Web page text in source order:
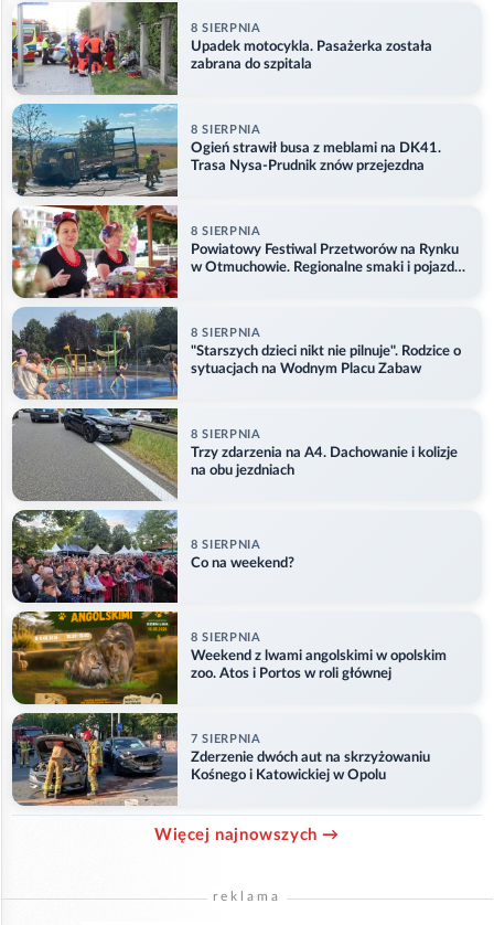
8 SIERPNIA
Upadek motocykla. Pasażerka została
zabrana do szpitala
8 SIERPNIA
Ogień strawił busa z meblami na DK41.
Trasa Nysa-Prudnik znów przejezdna
8 SIERPNIA
Powiatowy Festiwal Przetworów na Rynku
w Otmuchowie. Regionalne smaki i pojazdy
8 SIERPNIA
"Starszych dzieci nikt nie pilnuje". Rodzice o
sytuacjach na Wodnym Placu Zabaw
8 SIERPNIA
Trzy zdarzenia na A4. Dachowanie i kolizje
na obu jezdniach
8 SIERPNIA
Co na weekend?
8 SIERPNIA
Weekend z lwami angolskimi w opolskim
zoo. Atos i Portos w roli głównej
7 SIERPNIA
Zderzenie dwóch aut na skrzyżowaniu
Kośnego i Katowickiej w Opolu
Więcej najnowszych →
reklama